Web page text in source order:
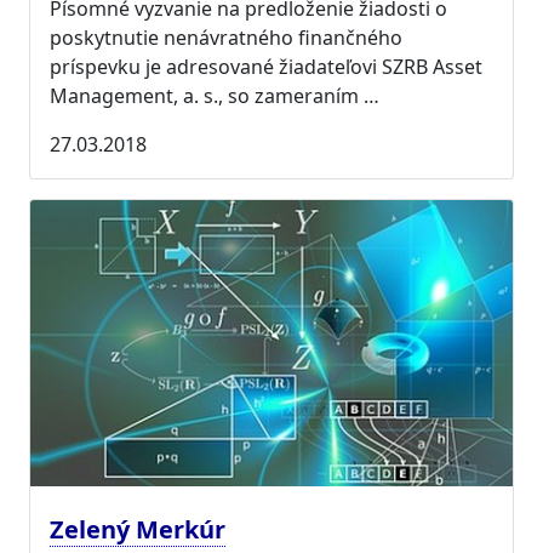
Písomné vyzvanie na predloženie žiadosti o
poskytnutie nenávratného finančného
príspevku je adresované žiadateľovi SZRB Asset
Management, a. s., so zameraním …
27.03.2018
Zelený Merkúr